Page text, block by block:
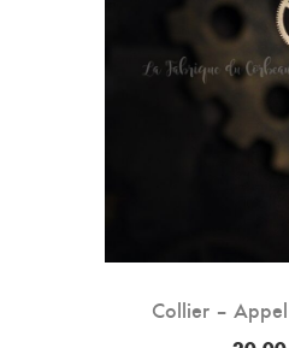
Collier –